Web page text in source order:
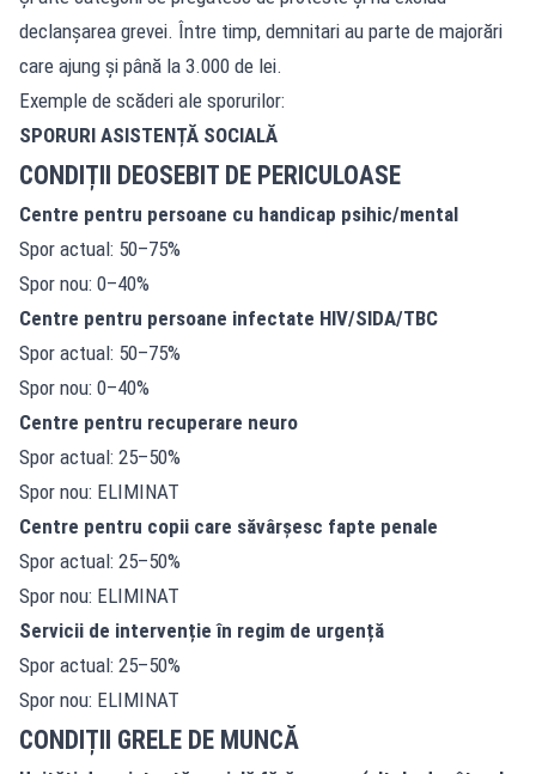
declanșarea grevei. Între timp, demnitari au parte de majorări
care ajung și până la 3.000 de lei.
Exemple de scăderi ale sporurilor:
SPORURI ASISTENȚĂ SOCIALĂ
CONDIȚII DEOSEBIT DE PERICULOASE
Centre pentru persoane cu handicap psihic/mental
Spor actual: 50–75%
Spor nou: 0–40%
Centre pentru persoane infectate HIV/SIDA/TBC
Spor actual: 50–75%
Spor nou: 0–40%
Centre pentru recuperare neuro
Spor actual: 25–50%
Spor nou: ELIMINAT
Centre pentru copii care săvârșesc fapte penale
Spor actual: 25–50%
Spor nou: ELIMINAT
Servicii de intervenție în regim de urgență
Spor actual: 25–50%
Spor nou: ELIMINAT
CONDIȚII GRELE DE MUNCĂ